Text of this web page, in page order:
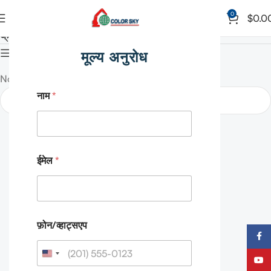
मूल्य अनुरोध
नाम*
ईमेल*
फ़ोन/व्हाट्सएप
0 $
क्रॉलर क्रेन
No products were found matching your selection.
फेसबुक
यूट्यूब